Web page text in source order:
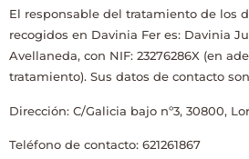
El responsable del tratamiento de los
recogidos en Davinia Fer es: Davinia
Avellaneda, con NIF: 23276286X (en
tratamiento). Sus datos de contacto
Dirección: C/Galicia bajo nº3, 30800,
Teléfono de contacto: 621261867